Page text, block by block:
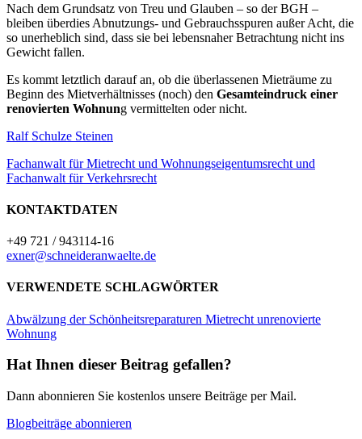
Nach dem Grundsatz von Treu und Glauben – so der BGH –
bleiben überdies Abnutzungs- und Gebrauchsspuren außer Acht, die
so unerheblich sind, dass sie bei lebensnaher Betrachtung nicht ins
Gewicht fallen.
Es kommt letztlich darauf an, ob die überlassenen Mieträume zu
Beginn des Mietverhältnisses (noch) den Gesamteindruck einer
renovierten Wohnung vermittelten oder nicht.
Ralf Schulze Steinen
Fachanwalt für Mietrecht und Wohnungseigentumsrecht und
Fachanwalt für Verkehrsrecht
KONTAKTDATEN
+49 721 / 943114-16
exner@schneideranwaelte.de
VERWENDETE SCHLAGWÖRTER
Abwälzung der Schönheitsreparaturen Mietrecht unrenovierte
Wohnung
Hat Ihnen dieser Beitrag gefallen?
Dann abonnieren Sie kostenlos unsere Beiträge per Mail.
Blogbeiträge abonnieren